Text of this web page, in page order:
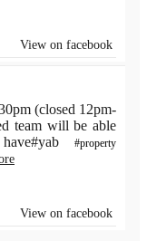
View on facebook
(closed 12pm-
team will be able
#property
View on facebook